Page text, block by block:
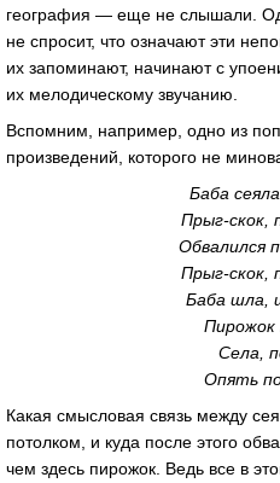
география — еще не слышали.
не спросит, что означают эти
их запоминают, начинают с
их мелодическому звучанию.
Вспомним, например, одно из
произведений, которого не
Баба
Прыг-скок
Обвалился
Прыг-скок
Баба шла,
Пирожок
Села,
Опять
Какая смысловая связь между
потолком, и куда после этого
чем здесь пирожок. Ведь все в